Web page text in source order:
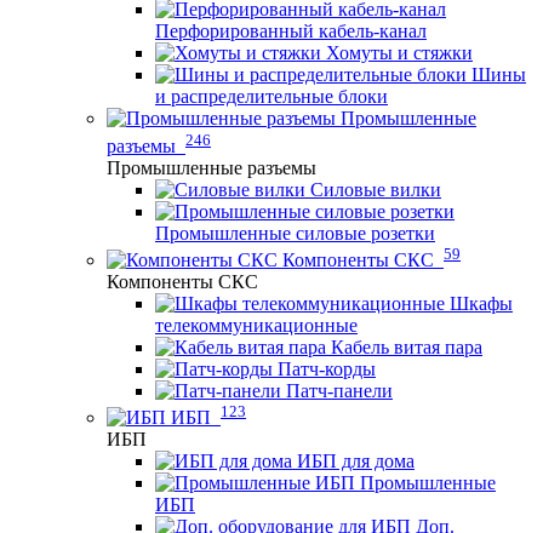
Перфорированный кабель-канал
Хомуты и стяжки
Шины
и распределительные блоки
Промышленные
разъемы 246
Промышленные разъемы
Силовые вилки
Промышленные силовые розетки
Компоненты СКС 59
Компоненты СКС
Шкафы
телекоммуникационные
Кабель витая пара
Патч-корды
Патч-панели
ИБП
123
ИБП
ИБП для дома
Промышленные
ИБП
Доп.